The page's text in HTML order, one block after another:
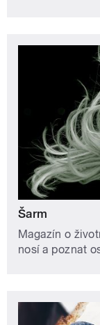
Šarm
Magazín o
nosí a poznat